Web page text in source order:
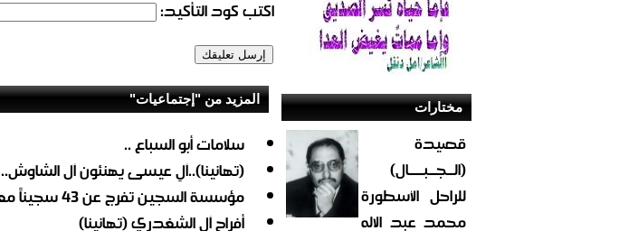
مختارات
قصيدة
(الــجــبــــال)
للراحل الأسطورة
محمد عبد الاله
اكتب كود التأكيد:
المزيد من "إجتماعيات"
سلامات أبو السباع ..
(تهانينا)..آلِ عيسى يهنئون آل الشاوش..
مؤسسة السجين تفرج عن 43 سجيناً معسراً من عدة محافظات
أفراح آل الشغدري (تهانينا)